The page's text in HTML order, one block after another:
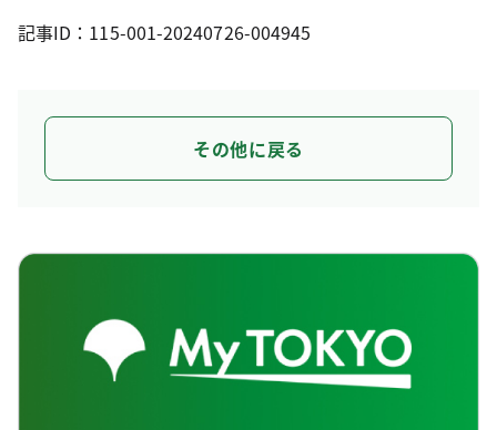
記事ID：115-001-20240726-004945
その他に戻る